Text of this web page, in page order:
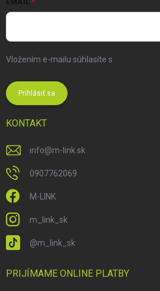
EMAIL
Vložením e-mailu súhlasíte s
Prihlásiť sa
KONTAKT
info@m-link.sk
0907762069
M-LINK
m_link_sk
@m_link_sk
PRIJÍMAME ONLINE PLATBY